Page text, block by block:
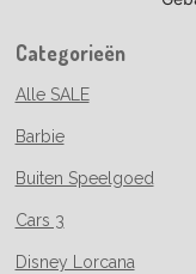
Categorieën
Alle SALE
Barbie
Buiten Speelgoed
Cars 3
Disney Lorcana